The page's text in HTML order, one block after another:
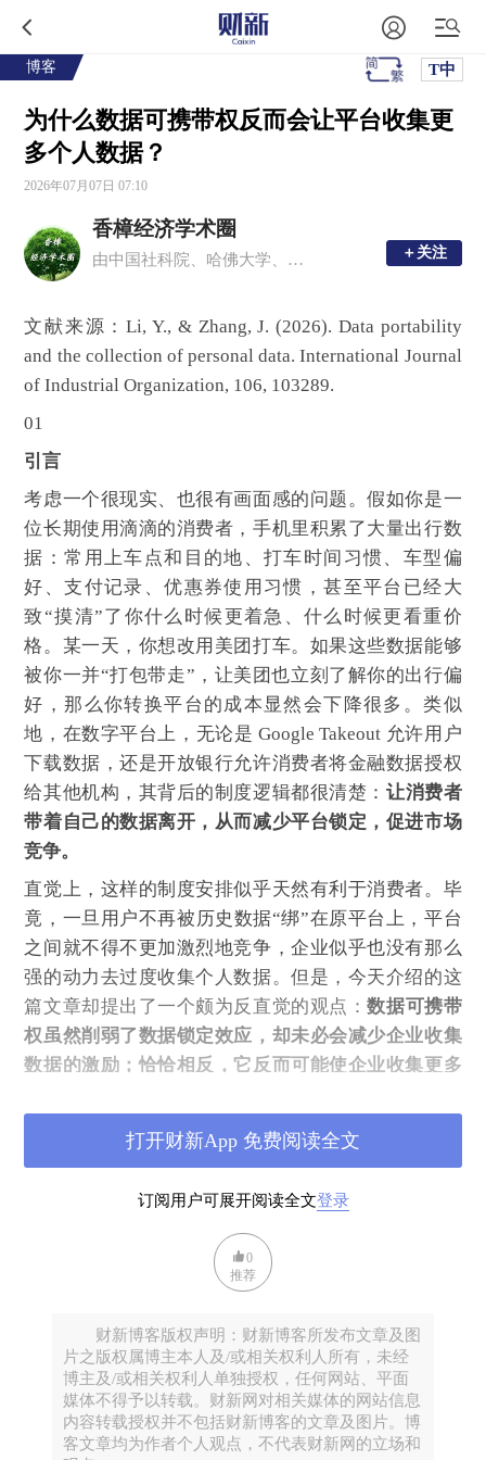
博客 T中
为什么数据可携带权反而会让平台收集更
多个人数据？
2026年07月07日 07:10
香樟经济学术圈
由中国社科院、哈佛大学、多伦多大学等国内外青年经济学者发起 ＋关注
＋关注
文献来源：Li, Y., & Zhang, J. (2026). Data portability
and the collection of personal data. International Journal
of Industrial Organization, 106, 103289.
01
引言
考虑一个很现实、也很有画面感的问题。假如你是一
位长期使用滴滴的消费者，手机里积累了大量出行数
据：常用上车点和目的地、打车时间习惯、车型偏
好、支付记录、优惠券使用习惯，甚至平台已经大
致“摸清”了你什么时候更着急、什么时候更看重价
格。某一天，你想改用美团打车。如果这些数据能够
被你一并“打包带走”，让美团也立刻了解你的出行偏
好，那么你转换平台的成本显然会下降很多。类似
地，在数字平台上，无论是 Google Takeout 允许用户
下载数据，还是开放银行允许消费者将金融数据授权
给其他机构，其背后的制度逻辑都很清楚： 让消费者
带着自己的数据离开，从而减少平台锁定，促进市场
竞争。
直觉上，这样的制度安排似乎天然有利于消费者。毕
竟，一旦用户不再被历史数据“绑”在原平台上，平台
之间就不得不更加激烈地竞争，企业似乎也没有那么
强的动力去过度收集个人数据。但是，今天介绍的这
篇文章却提出了一个颇为反直觉的观点：数据可携带
权虽然削弱了数据锁定效应，却未必会减少企业收集
数据的激励；恰恰相反，它反而可能使企业收集更多
文章构建了一个两期双寡头竞争模型。市场中有两家
企业 A 和 B，分别位于 Hotelling 线性城市的两端，消
费者均匀分布在 [0,1] 区间上。消费者的位置代表其对
两家企业服务的偏好，越靠近 A 的消费者越偏好 A，
越靠近 B 的消费者越偏好 B。参数 t 表示产品差异化
程度，t 越大，说明两家企业服务差异越大，市场竞争
越弱。
订阅用户可展开阅读全文登录
打开财新App 免费阅读全文
0
推荐
财新博客版权声明：财新博客所发布文章及图
片之版权属博主本人及/或相关权利人所有，未经
博主及/或相关权利人单独授权，任何网站、平面
媒体不得予以转载。财新网对相关媒体的网站信息
内容转载授权并不包括财新博客的文章及图片。博
客文章均为作者个人观点，不代表财新网的立场和